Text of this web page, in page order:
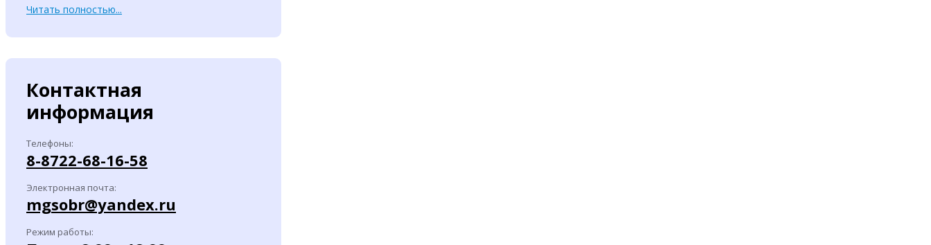
Читать полностью...
Контактная
информация
Телефоны:
8-8722-68-16-58
Электронная почта:
mgsobr@yandex.ru
Режим работы: